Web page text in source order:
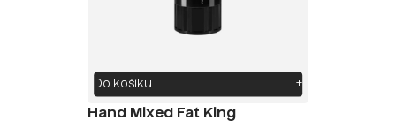
Do košíku +
Hand Mixed Fat King